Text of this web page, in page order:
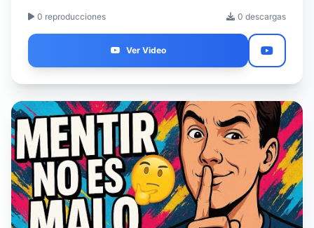
0 reproducciones 0 descargas
Ver Video